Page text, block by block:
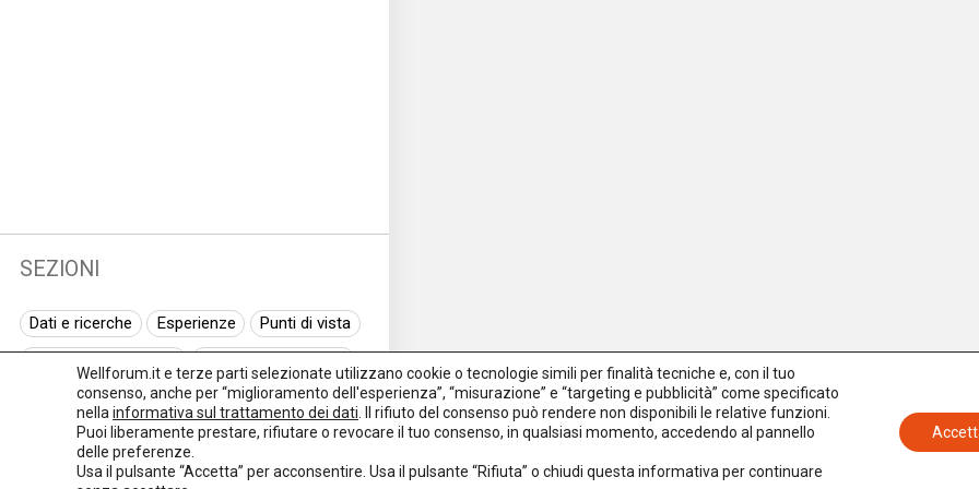
SEZIONI
Dati e ricerche Esperienze
Punti di vista
Normativa europea
Rassegna normativa
I seminari di Welforum
Eventi
Spazio ai promotori
Wellforum.it e terze parti selezionate utilizzano cookie o tecnologie simili per finalità tecniche e, con il tuo
consenso, anche per “miglioramento dell'esperienza”, “misurazione” e “targeting e pubblicità” come specificato
nella informativa sul trattamento dei dati . Il rifiuto del consenso può rendere non disponibili le relative funzioni.
Puoi liberamente prestare, rifiutare o revocare il tuo consenso, in qualsiasi momento, accedendo al pannello
delle preferenze.
Usa il pulsante “Accetta” per acconsentire. Usa il pulsante “Rifiuta” o chiudi questa informativa per continuare